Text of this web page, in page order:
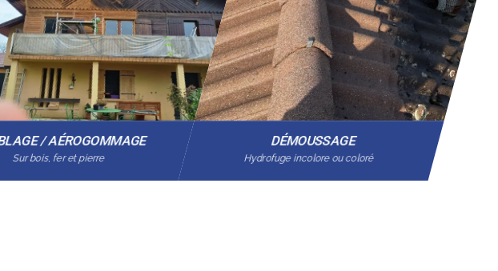
/ AÉROGOMMAGE
Sur bois, fer et pierre
DÉMOUSSAGE
Hydrofuge incolore ou coloré